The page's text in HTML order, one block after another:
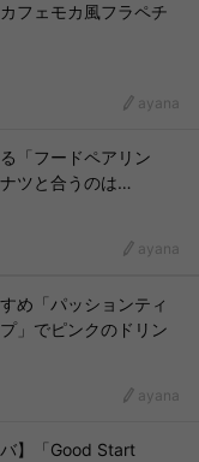
フェモカ風フラペチ
ayana
「フードペアリン
ツと合うのは…
ayana
め「パッションティ
」でピンクのドリン
ayana
】「Good Start